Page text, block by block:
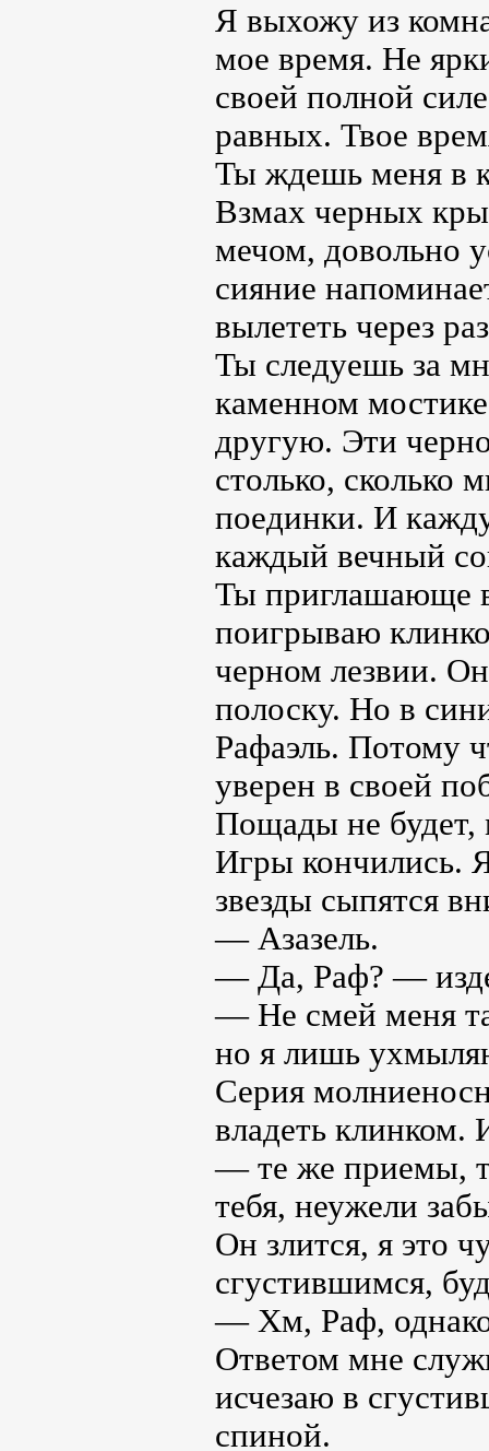
Я выхожу из
мое время. Не
своей полной
равных. Твое
Ты ждешь меня в
Взмах черных
мечом, довольно
сияние
вылететь через
Ты следуешь за
каменном
другую. Эти
столько,
поединки. И
каждый вечный
Ты приглашающе
поигрываю
черном лезвии.
полоску. Но в
Рафаэль. Потому
уверен в своей
Пощады не будет,
Игры кончились.
звезды сыпятся
— Азазель.
— Да, Раф? —
— Не смей меня
но я лишь
Серия
владеть клинком.
— те же приемы,
тебя, неужели
Он злится, я это
сгустившимся,
— Хм, Раф, однако
Ответом мне
исчезаю в
спиной.